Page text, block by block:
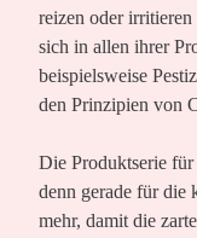
reizen oder
sich in allen ihrer
beispielsweise
den Prinzipien von
Die Produktserie
denn gerade für die
mehr, damit die